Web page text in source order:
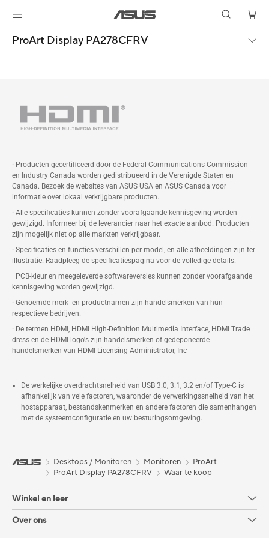
ProArt Display PA278CFRV
· Producten gecertificeerd door de Federal Communications Commission
en Industry Canada worden gedistribueerd in de Verenigde Staten en
Canada. Bezoek de websites van ASUS USA en ASUS Canada voor
informatie over lokaal verkrijgbare producten.
· Alle specificaties kunnen zonder voorafgaande kennisgeving worden
gewijzigd. Informeer bij de leverancier naar het exacte aanbod. Producten
zijn mogelijk niet op alle markten verkrijgbaar.
· Specificaties en functies verschillen per model, en alle afbeeldingen zijn ter
illustratie. Raadpleeg de specificatiespagina voor de volledige details.
· PCB-kleur en meegeleverde softwareversies kunnen zonder voorafgaande
kennisgeving worden gewijzigd.
· Genoemde merk- en productnamen zijn handelsmerken van hun
respectieve bedrijven.
· De termen HDMI, HDMI High-Definition Multimedia Interface, HDMI Trade
dress en de HDMI logo's zijn handelsmerken of gedeponeerde
handelsmerken van HDMI Licensing Administrator, Inc
De werkelijke overdrachtsnelheid van USB 3.0, 3.1, 3.2 en/of Type-C is
afhankelijk van vele factoren, waaronder de verwerkingssnelheid van het
hostapparaat, bestandskenmerken en andere factoren die samenhangen
met de systeemconfiguratie en uw besturingsomgeving.
Desktops / Monitoren Monitoren
ProArt
ProArt Display PA278CFRV
Waar te koop
Winkel en leer
Over ons